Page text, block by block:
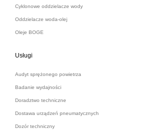
Cyklonowe oddzielacze wody
Oddzielacze woda-olej
Oleje BOGE
Usługi
Audyt sprężonego powietrza
Badanie wydajności
Doradztwo techniczne
Dostawa urządzeń pneumatycznych
Dozór techniczny